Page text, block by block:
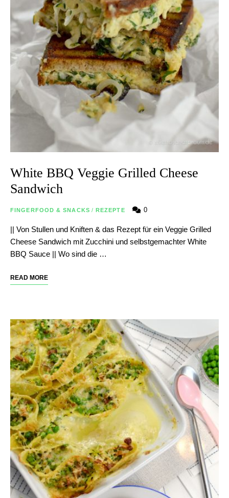
White BBQ Veggie Grilled Cheese
Sandwich
FINGERFOOD & SNACKS / REZEPTE 0
|| Von Stullen und Kniften & das Rezept für ein Veggie Grilled
Cheese Sandwich mit Zucchini und selbstgemachter White
BBQ Sauce || Wo sind die …
READ MORE